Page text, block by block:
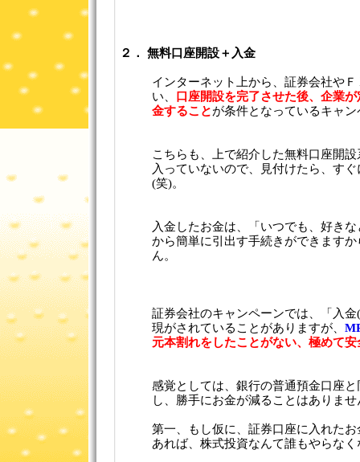
２． 無料口座開設＋入金
インターネット上から、証券会社や
い、
口座開設を完了させた後、企業
金することが条件となっているキャ
こちらも、上で紹介した無料口座開
入っていないので、見付けたら、す
(笑)。
入金したお金は、「いつでも、好き
から簡単に引出す手続きができます
ん。
証券会社のキャンペーンでは、「入金(
現がされていることがありますが、
元本割れをしたことがない、極めて
感覚としては、銀行の普通預金口座
し、勝手にお金が減ることはありませ
第一、もし仮に、証券口座に入れた
あれば、株式投資なんて誰もやらな